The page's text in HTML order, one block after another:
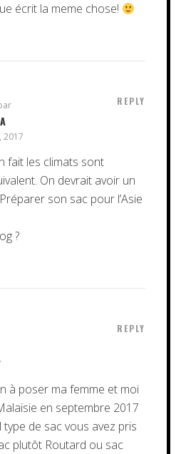
écrit la meme chose!
2017
REPLY
fait les climats sont
On devrait avoir un
son sac pour l’Asie
?
REPLY
à poser ma femme et moi
en septembre 2017
type de sac vous avez pris
plutôt Routard ou sac